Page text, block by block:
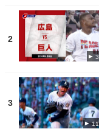
2
3